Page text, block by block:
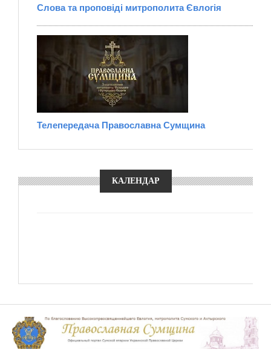
Слова та проповіді митрополита Євлогія
Телепередача Православна Сумщина
КАЛЕНДАР